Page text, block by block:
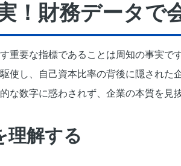
！財務データで
重要な指標であることは周知の事実
使し、自己資本比率の背後に隠された
な数字に惑わされず、企業の本質を見
理解する